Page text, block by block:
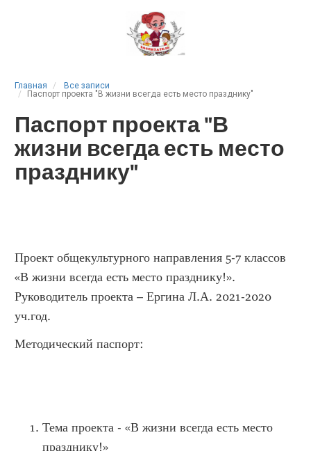
Главная
Все записи
Паспорт проекта "В жизни всегда есть место празднику"
Паспорт проекта "В
жизни всегда есть место
празднику"
Проект общекультурного направления 5-7 классов
«В жизни всегда есть место празднику!».
Руководитель проекта – Ергина Л.А. 2021-2020
уч.год.
Методический паспорт:
Тема проекта - «В жизни всегда есть место
празднику!»